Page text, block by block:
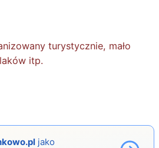
turystycznie, mało
itp.
jako